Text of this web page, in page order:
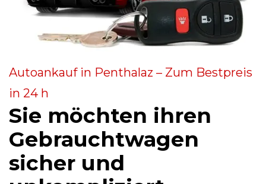
Autoankauf in Penthalaz – Zum Bestpreis
in 24 h
Sie möchten ihren
Gebrauchtwagen
sicher und